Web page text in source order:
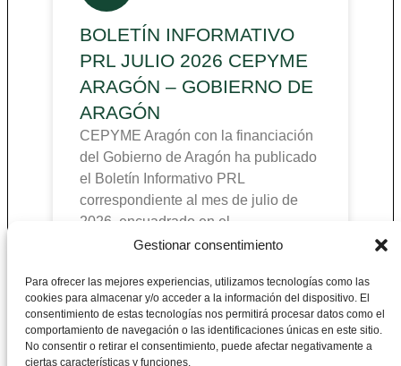
Gestionar consentimiento
Para ofrecer las mejores experiencias, utilizamos tecnologías como las
cookies para almacenar y/o acceder a la información del dispositivo. El
consentimiento de estas tecnologías nos permitirá procesar datos como el
comportamiento de navegación o las identificaciones únicas en este sitio.
No consentir o retirar el consentimiento, puede afectar negativamente a
ciertas características y funciones.
BOLETÍN INFORMATIVO
PRL JULIO 2026 CEPYME
ARAGÓN – GOBIERNO DE
ARAGÓN
CEPYME Aragón con la financiación
del Gobierno de Aragón ha publicado
el Boletín Informativo PRL
correspondiente al mes de julio de
2026, encuadrado en el
CEPYME Aragón
Departamento de Prevención de Riesgos